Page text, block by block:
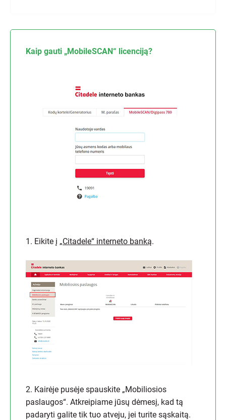
Kaip gauti „MobileSCAN“ licenciją?
1. Eikite į „Citadele“ interneto banką.
2. Kairėje pusėje spauskite „Mobiliosios
paslaugos“. Atkreipiame jūsų dėmesį, kad tą
padaryti galite tik tuo atveju, jei turite sąskaitą.